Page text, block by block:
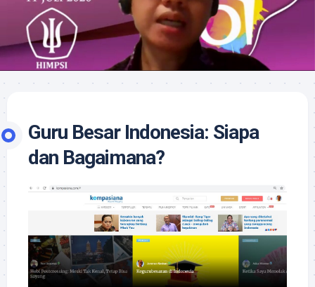
Guru Besar Indonesia: Siapa
dan Bagaimana?